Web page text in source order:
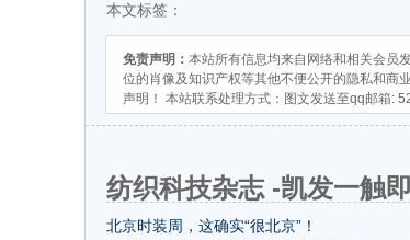
本文标签：
免责声明： 本站所有信息均来自网络和相关会员
位的肖像及知识产权等其他不便公开的隐私和商
声明！ 本站联系处理方式：图文发送至qq邮箱:
纺织科技杂志 -凯发一触
北京时装周，这确实“很北京”！